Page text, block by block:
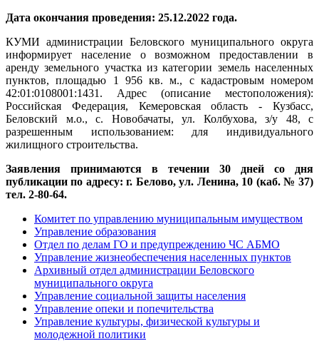
Дата окончания проведения: 25.12.2022 года.
КУМИ администрации Беловского муниципального округа
информирует население о возможном предоставлении в
аренду земельного участка из категории земель населенных
пунктов, площадью 1 956 кв. м., с кадастровым номером
42:01:0108001:1431. Адрес (описание местоположения):
Российская Федерация, Кемеровская область - Кузбасс,
Беловский м.о., с. Новобачаты, ул. Колбухова, з/у 48, с
разрешенным использованием: для индивидуального
жилищного строительства.
Заявления принимаются в течении 30 дней со дня
публикации по адресу: г. Белово, ул. Ленина, 10 (каб. № 37)
тел. 2-80-64.
Комитет по управлению муниципальным имуществом
Управление образования
Отдел по делам ГО и предупреждению ЧС АБМО
Управление жизнеобеспечения населенных пунктов
Архивный отдел администрации Беловского
муниципального округа
Управление социальной защиты населения
Управление опеки и попечительства
Управление культуры, физической культуры и
молодежной политики